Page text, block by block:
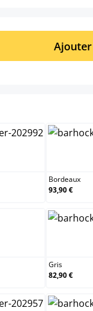
: Entrez la
Bordeaux
93,90 €
Gris
82,90 €